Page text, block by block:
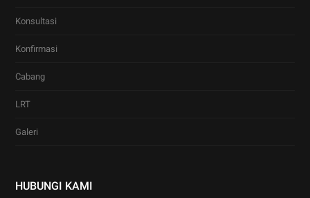
Konsultasi
Konfirmasi
Cabang
LRT
Galeri
HUBUNGI KAMI